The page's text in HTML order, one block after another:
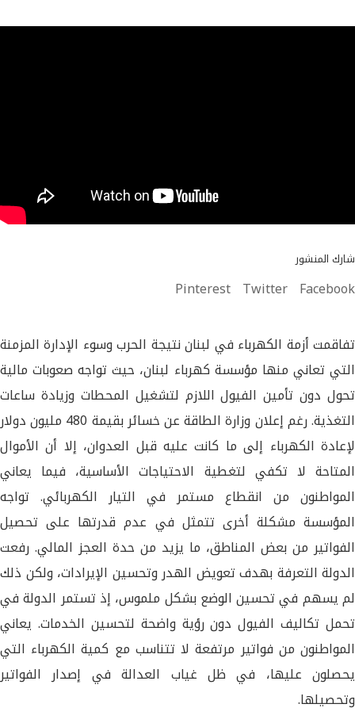
شارك المنشور
Facebook
Twitter
Pinterest
تفاقمت أزمة الكهرباء في لبنان نتيجة الحرب وسوء الإدارة المزمنة
التي تعاني منها مؤسسة كهرباء لبنان، حيث تواجه صعوبات مالية
تحول دون تأمين الفيول اللازم لتشغيل المحطات وزيادة ساعات
التغذية. رغم إعلان وزارة الطاقة عن خسائر بقيمة 480 مليون دولار
لإعادة الكهرباء إلى ما كانت عليه قبل العدوان، إلا أن الأموال
المتاحة لا تكفي لتغطية الاحتياجات الأساسية، فيما يعاني
المواطنون من انقطاع مستمر في التيار الكهربائي. تواجه
المؤسسة مشكلة أخرى تتمثل في عدم قدرتها على تحصيل
الفواتير من بعض المناطق، ما يزيد من حدة العجز المالي. رفعت
الدولة التعرفة بهدف تعويض الهدر وتحسين الإيرادات، ولكن ذلك
لم يسهم في تحسين الوضع بشكل ملموس، إذ تستمر الدولة في
تحمل تكاليف الفيول دون رؤية واضحة لتحسين الخدمات. يعاني
المواطنون من فواتير مرتفعة لا تتناسب مع كمية الكهرباء التي
يحصلون عليها، في ظل غياب العدالة في إصدار الفواتير
وتحصيلها.